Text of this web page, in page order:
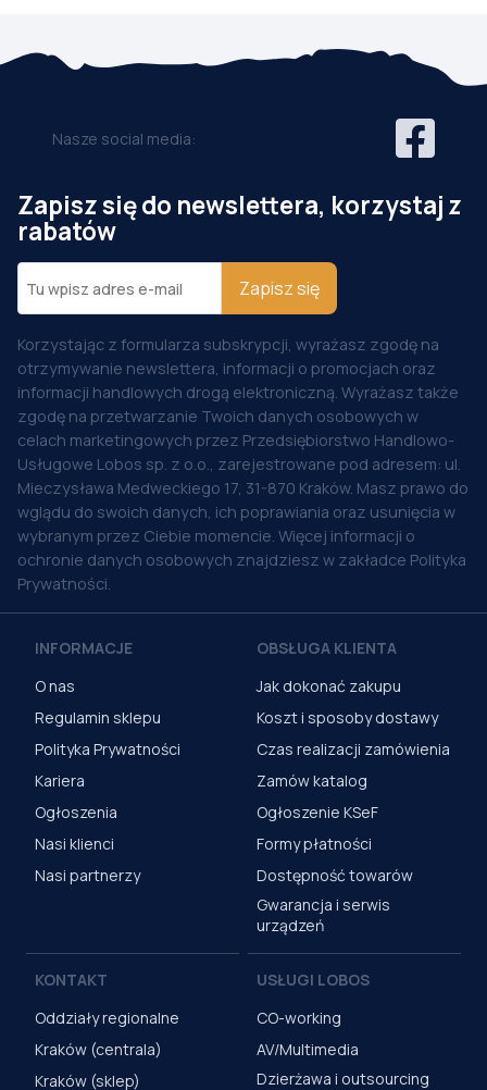
Nasze social media:
Zapisz się do newslettera, korzystaj z
rabatów
Zapisz się
Korzystając z formularza subskrypcji, wyrażasz zgodę na
otrzymywanie newslettera, informacji o promocjach oraz
informacji handlowych drogą elektroniczną. Wyrażasz także
zgodę na przetwarzanie Twoich danych osobowych w
celach marketingowych przez Przedsiębiorstwo Handlowo-
Usługowe Lobos sp. z o.o., zarejestrowane pod adresem: ul.
Mieczysława Medweckiego 17, 31-870 Kraków. Masz prawo do
wglądu do swoich danych, ich poprawiania oraz usunięcia w
wybranym przez Ciebie momencie. Więcej informacji o
ochronie danych osobowych znajdziesz w zakładce Polityka
Prywatności.
INFORMACJE
O nas
Regulamin sklepu
Polityka Prywatności
Kariera
Ogłoszenia
Nasi klienci
Nasi partnerzy
OBSŁUGA KLIENTA
Jak dokonać zakupu
Koszt i sposoby dostawy
Czas realizacji zamówienia
Zamów katalog
Ogłoszenie KSeF
Formy płatności
Dostępność towarów
Gwarancja i serwis
urządzeń
KONTAKT
Oddziały regionalne
Kraków (centrala)
Kraków (sklep)
USŁUGI LOBOS
CO-working
AV/Multimedia
Dzierżawa i outsourcing